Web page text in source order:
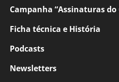
Campanha “Assinaturas
Ficha técnica e História
Podcasts
Newsletters